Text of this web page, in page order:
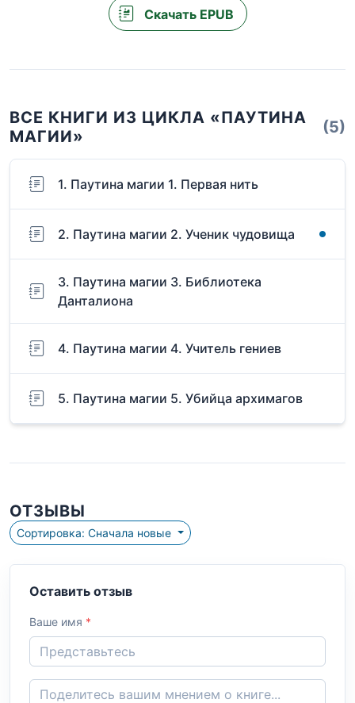
Скачать EPUB
ВСЕ КНИГИ ИЗ ЦИКЛА «ПАУТИНА
МАГИИ»
(5)
1. Паутина магии 1. Первая нить
2. Паутина магии 2. Ученик чудовища
3. Паутина магии 3. Библиотека
Данталиона
4. Паутина магии 4. Учитель гениев
5. Паутина магии 5. Убийца архимагов
ОТЗЫВЫ
Сортировка: Сначала новые
Оставить отзыв
Ваше имя *